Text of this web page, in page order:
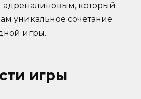
который
уникальное сочетание
игры.
игры